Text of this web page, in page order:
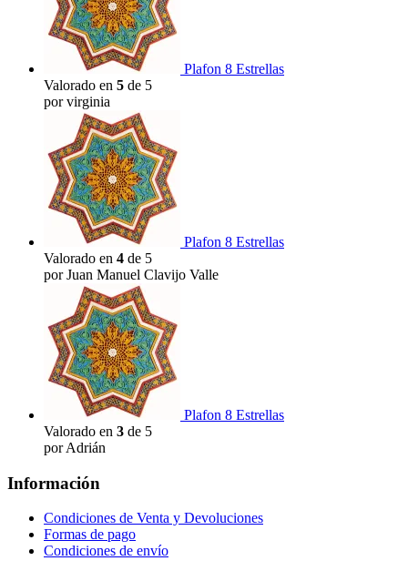
Plafon 8 Estrellas
Valorado en 5 de 5
por virginia
Plafon 8 Estrellas
Valorado en 4 de 5
por Juan Manuel Clavijo Valle
Plafon 8 Estrellas
Valorado en 3 de 5
por Adrián
Información
Condiciones de Venta y Devoluciones
Formas de pago
Condiciones de envío